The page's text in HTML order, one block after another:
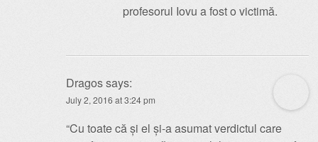
profesorul Iovu a fost o victimă.
Dragossays:
July 2, 2016 at 3:24 pm
“Cu toate că și el și-a asumat verdictul care